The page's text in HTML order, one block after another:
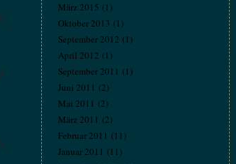
März 2015 (1)
Oktober 2013 (1)
September 2012 (1)
April 2012 (1)
September 2011 (1)
Juni 2011 (2)
Mai 2011 (2)
März 2011 (2)
Februar 2011 (11)
Januar 2011 (11)